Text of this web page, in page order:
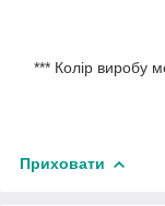
*** Колір виробу
Приховати